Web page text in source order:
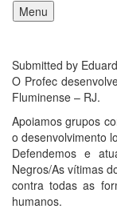
Pular
para
principal
Menu
Submitted by
O Profec
Fluminense – RJ.
Apoiamos grupos
o desenvolvimento
Defendemos e
Negros/As vítimas
contra todas as
humanos.